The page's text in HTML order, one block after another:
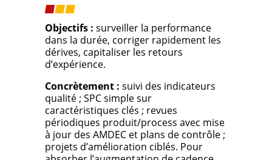
Objectifs : surveiller la performance
dans la durée, corriger rapidement les
dérives, capitaliser les retours
d’expérience.
Concrètement : suivi des indicateurs
qualité ; SPC simple sur
caractéristiques clés ; revues
périodiques produit/process avec mise
à jour des AMDEC et plans de contrôle ;
projets d’amélioration ciblés. Pour